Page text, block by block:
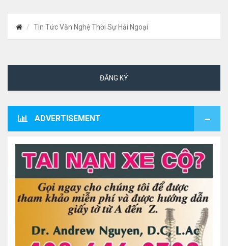
Tin Tức Văn Nghệ Thời Sự Hải Ngoại
ĐĂNG KÝ
ADVERTISEMENT